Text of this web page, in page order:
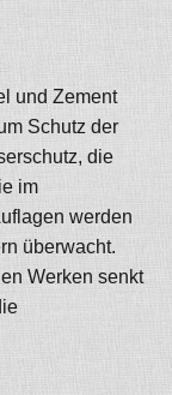
und Zement
Schutz der
die
im
werden
überwacht.
Werken senkt